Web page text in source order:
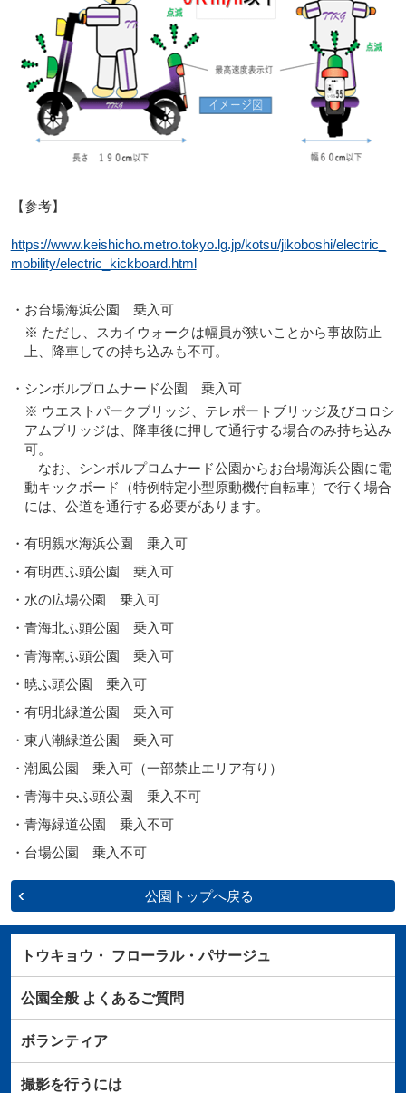
【参考】
https://www.keishicho.metro.tokyo.lg.jp/kotsu/jikoboshi/electric_
mobility/electric_kickboard.html
・お台場海浜公園 乗入可
※ ただし、スカイウォークは幅員が狭いことから事故防止
上、降車しての持ち込みも不可。
・シンボルプロムナード公園 乗入可
※ ウエストパークブリッジ、テレポートブリッジ及びコロシ
アムブリッジは、降車後に押して通行する場合のみ持ち込み
可。
なお、シンボルプロムナード公園からお台場海浜公園に電
動キックボード（特例特定小型原動機付自転車）で行く場合
には、公道を通行する必要があります。
・有明親水海浜公園 乗入可
・有明西ふ頭公園 乗入可
・水の広場公園 乗入可
・青海北ふ頭公園 乗入可
・青海南ふ頭公園 乗入可
・暁ふ頭公園 乗入可
・有明北緑道公園 乗入可
・東八潮緑道公園 乗入可
・潮風公園 乗入可（一部禁止エリア有り）
・青海中央ふ頭公園 乗入不可
・青海緑道公園 乗入不可
・台場公園 乗入不可
公園トップへ戻る
トウキョウ・ フローラル・パサージュ
公園全般よくあるご質問
ボランティア
撮影を行うには